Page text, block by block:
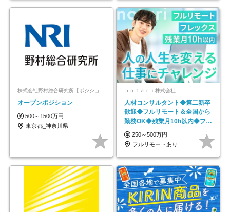
オープンポジション
500～1500万円
東京都_神奈川県
ｎｏｔａｒｉ株式会社
人材コンサルタント◆第二新卒
歓迎◆フルリモート＆全国から
勤務OK◆残業月10h以内◆フレ
ックス制
250～500万円
フルリモートあり